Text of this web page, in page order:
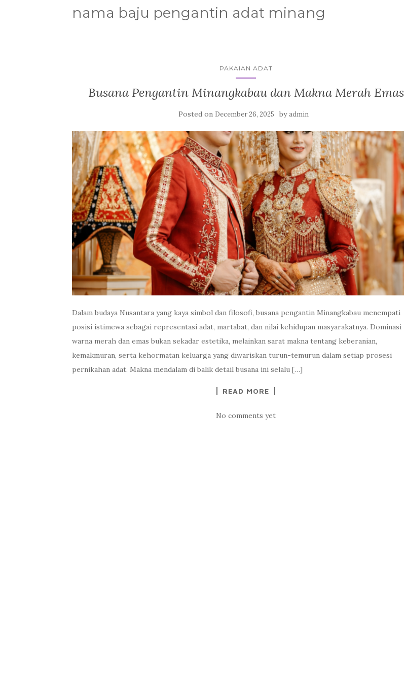
nama baju pengantin adat minang
PAKAIAN ADAT
Busana Pengantin Minangkabau dan Makna Merah Emas
Posted on December 26, 2025 byadmin
Dalam budaya Nusantara yang kaya simbol dan filosofi, busana pengantin Minangkabau menempati
posisi istimewa sebagai representasi adat, martabat, dan nilai kehidupan masyarakatnya. Dominasi
warna merah dan emas bukan sekadar estetika, melainkan sarat makna tentang keberanian,
kemakmuran, serta kehormatan keluarga yang diwariskan turun-temurun dalam setiap prosesi
pernikahan adat. Makna mendalam di balik detail busana ini selalu […]
READ MORE
No comments yet